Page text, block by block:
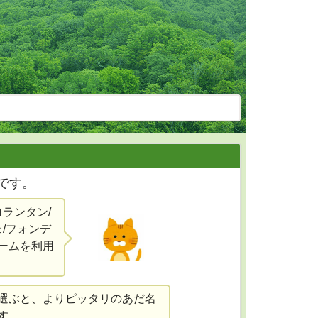
。
ンタン/
フォンデ
ムを利用
ぶと、よりピッタリのあだ名
。